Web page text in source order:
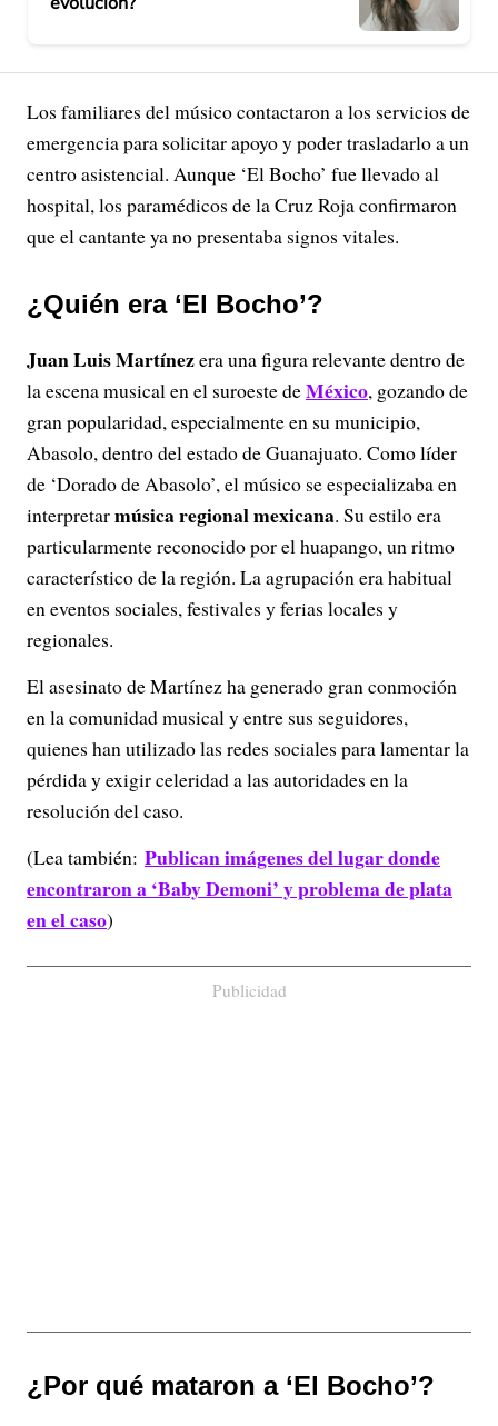
Los familiares del músico contactaron a los servicios de
emergencia para solicitar apoyo y poder trasladarlo a un
centro asistencial. Aunque ‘El Bocho’ fue llevado al
hospital, los paramédicos de la Cruz Roja confirmaron
que el cantante ya no presentaba signos vitales.
¿Quién era ‘El Bocho’?
Juan Luis Martínezera una figura relevante dentro de
la escena musical en el suroeste deMéxico, gozando de
gran popularidad, especialmente en su municipio,
Abasolo, dentro del estado de Guanajuato. Como líder
de ‘Dorado de Abasolo’, el músico se especializaba en
interpretarmúsica regional mexicana. Su estilo era
particularmente reconocido por el huapango, un ritmo
característico de la región. La agrupación era habitual
en eventos sociales, festivales y ferias locales y
regionales.
El asesinato de Martínez ha generado gran conmoción
en la comunidad musical y entre sus seguidores,
quienes han utilizado las redes sociales para lamentar la
pérdida y exigir celeridad a las autoridades en la
resolución del caso.
(Lea también: Publican imágenes del lugar donde
encontraron a ‘Baby Demoni’ y problema de plata
en el caso)
Publicidad
¿Por qué mataron a ‘El Bocho’?